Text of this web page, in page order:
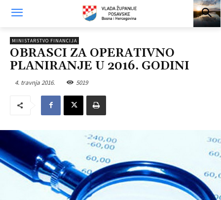
MINISTARSTVO FINANCIJA
OBRASCI ZA OPERATIVNO
PLANIRANJE U 2016. GODINI
4. travnja 2016. 5019